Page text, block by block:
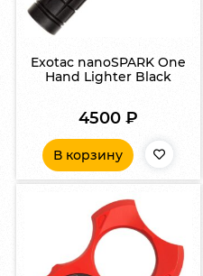
Exotac nanoSPARK One
Hand Lighter Black
4500 ₽
В корзину